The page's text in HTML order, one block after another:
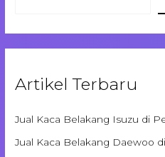
Artikel Terbaru
Jual Kaca Belakang Isuzu di
Jual Kaca Belakang Daewoo